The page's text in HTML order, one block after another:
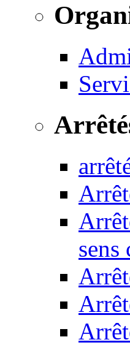
sens